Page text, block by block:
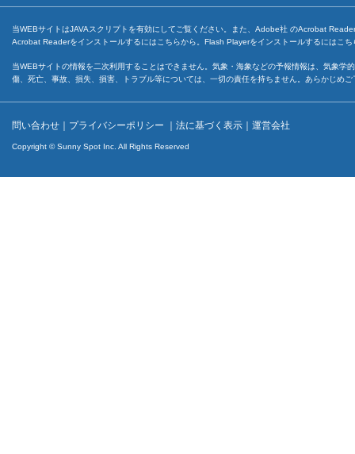
当WEBサイトはJAVAスクリプトを有効にしてご覧ください。また、Adobe社 のAcrobat
Acrobat Readerをインストールするには こちらから。Flash Playerをインストールするには こち
当WEBサイトの情報を二次利用することはできません。気象・海象などの予報情報は、気象
傷、死亡、事故、損失、損害、トラブル等については、一切の責任を持ちません。あらかじめ
問い合わせ ｜ プライバシーポリシー ｜ 法に基づく表示 ｜ 運営会社
Copyright © Sunny Spot Inc. All Rights Reserved